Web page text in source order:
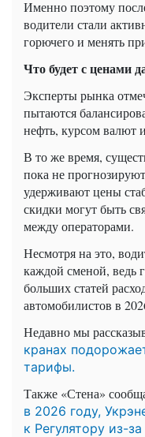
Именно поэтому
водители стали
горючего и менять
Что будет с ценами
Эксперты рынка
пытаются
нефть, курсом валют
В то же время,
пока не
удерживают цены
скидки могут быть
между операторами.
Несмотря на это,
каждой сменой, ведь
больших статей
автомобилистов в
Недавно мы
кранах
тарифы.
Также «Стена»
в 2026 году,
к Регулятору из-